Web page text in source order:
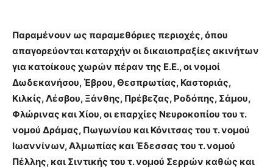
Παραμένουν ως παραμεθόριες περιοχές, όπου
απαγορεύονται καταρχήν οι δικαιοπραξίες ακινήτων
για κατοίκους χωρών πέραν της Ε.Ε., οι νομοί
Δωδεκανήσου, Έβρου, Θεσπρωτίας, Καστοριάς,
Κιλκίς, Λέσβου, Ξάνθης, Πρέβεζας, Ροδόπης, Σάμου,
Φλώρινας και Χίου, οι επαρχίες Νευροκοπίου του τ.
νομού Δράµας, Πωγωνίου και Κόνιτσας του τ. νομού
Ιωαννίνων, Αλµωπίας και Έδεσσας του τ. νομού
Πέλλης, και Σιντικής του τ. νομού Σερρών καθώς και